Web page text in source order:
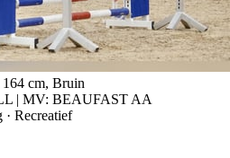
cm, Bruin
| MV: BEAUFAST AA
· Recreatief